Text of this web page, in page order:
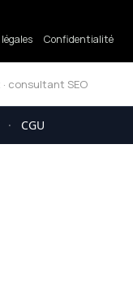
Confidentialité
· consultant SEO
· CGU